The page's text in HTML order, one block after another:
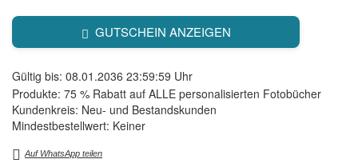
GUTSCHEIN ANZEIGEN
Gültig bis: 08.01.2036 23:59:59 Uhr
Produkte: 75 % Rabatt auf ALLE personalisierten Fotobücher
Kundenkreis: Neu- und Bestandskunden
Mindestbestellwert: Keiner
Auf WhatsApp teilen